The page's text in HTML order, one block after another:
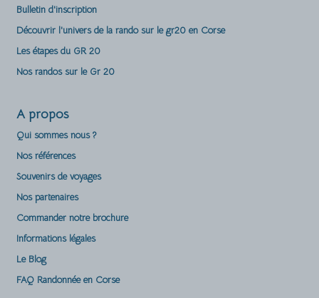
Bulletin d'inscription
Découvrir l'univers de la rando sur le gr20 en Corse
Les étapes du GR 20
Nos randos sur le Gr 20
A propos
Qui sommes nous ?
Nos références
Souvenirs de voyages
Nos partenaires
Commander notre brochure
Informations légales
Le Blog
FAQ Randonnée en Corse